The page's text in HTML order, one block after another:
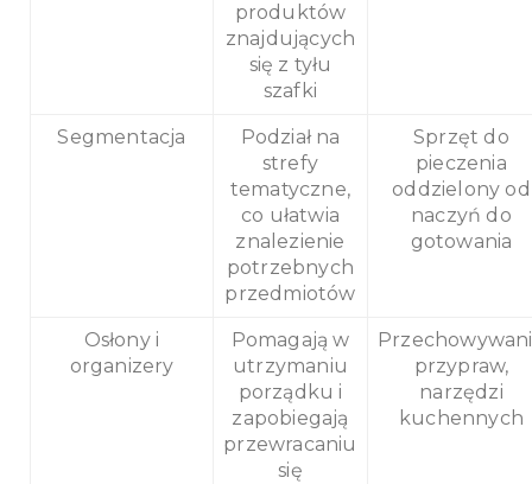
produktów
znajdujących
się z tyłu
szafki
Segmentacja
Podział na
strefy
tematyczne,
co ułatwia
znalezienie
potrzebnych
przedmiotów
Sprzęt do
pieczenia
oddzielony od
naczyń do
gotowania
Osłony i
organizery
Pomagają w
utrzymaniu
porządku i
zapobiegają
przewracaniu
się
przypraw,
narzędzi
kuchennych